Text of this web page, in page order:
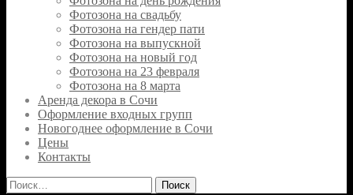
Фотозона на свадьбу
Фотозона на гендер пати
Фотозона на выпускной
Фотозона на новый год
Фотозона на 23 февраля
Фотозона на 8 марта
Аренда декора в Сочи
Оформление входных групп
Новогоднее оформление в Сочи
Цены
Контакты
Найти: